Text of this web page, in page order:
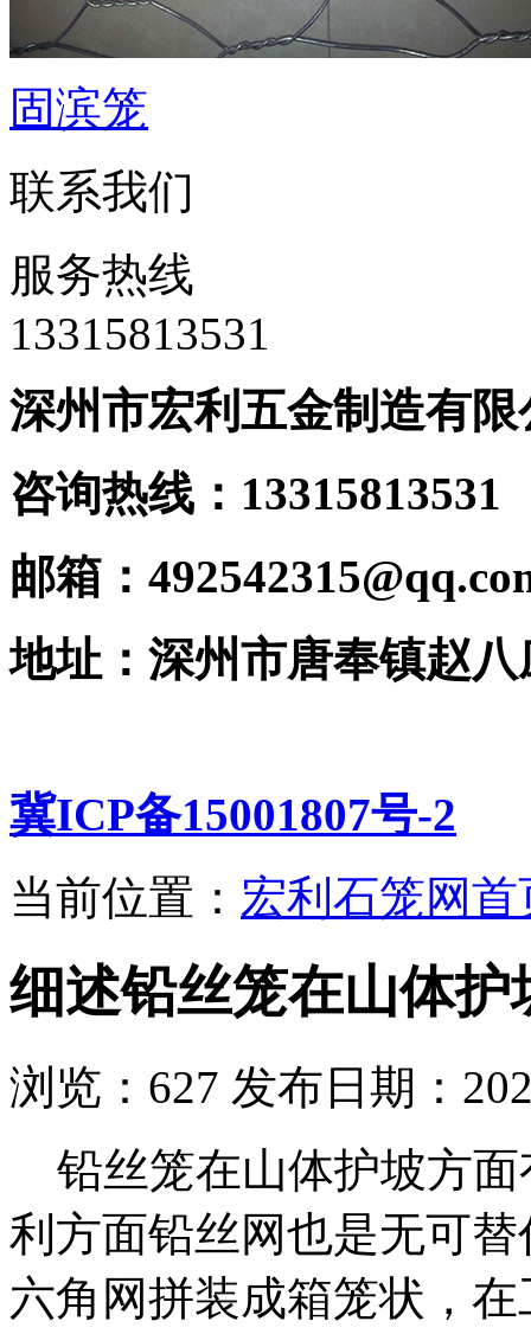
固滨笼
联系我们
服务热线
‭13315813531
深州市宏利五金制造有限
咨询热线：
邮箱：
地址：深州市唐奉镇赵
冀ICP备15001807号-2
当前位置： 宏利石笼网首
细述铅丝笼在山体
浏览： 627 发布日期：
铅丝笼在山体护坡方面
利方面铅丝网也是无可
六角网拼装成箱笼状，